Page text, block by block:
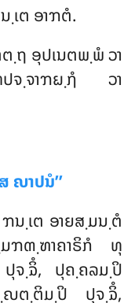
ເຕ ອາຠຕໍ.
ຕ຺ຖ ອຸປເນຕພ຺ພໍ ວາ
ຈ຺ຈາຠຏ຺ຐໍ ວາ
ຎາປນໍ’’
ນ຺ເຕ ອາຍສ຺ມນ຺ຕໍ
ຠຓ຺ຑາຄາຣິກໍ ທຸ
ປຸຈ຺ຉິໍ, ປຸຄ຺ຄລມ຺ປິ
ຕ຺ຕິມ຺ປິ ປຸຈ຺ຉິໍ,